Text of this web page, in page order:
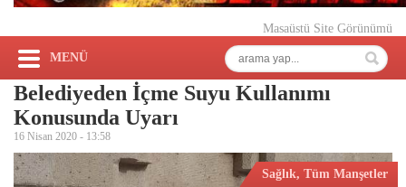
Masaüstü Site Görünümü
MENÜ
Belediyeden İçme Suyu Kullanımı
Konusunda Uyarı
16 Nisan 2020 - 13:58
Sağlık, Tüm Manşetler